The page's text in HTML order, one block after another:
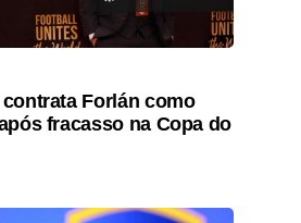
Forlán como
fracasso na Copa do